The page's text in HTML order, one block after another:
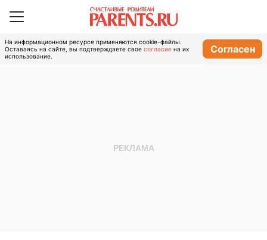
На информационном ресурсе применяются cookie-файлы.
Оставаясь на сайте, вы подтверждаете свое согласие на их
использование.
Согласен